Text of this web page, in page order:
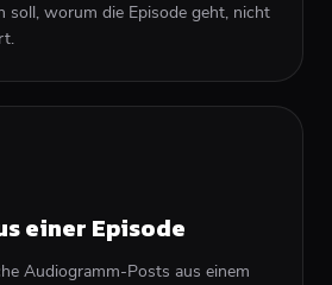
soll, worum die Episode geht, nicht
einer Episode
Audiogramm-Posts aus einem